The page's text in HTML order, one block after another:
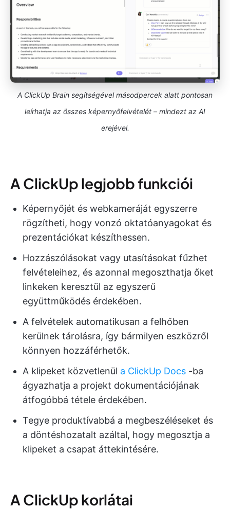
A ClickUp Brain segítségével másodpercek alatt pontosan
leírhatja az összes képernyőfelvételét – mindezt az AI
erejével.
A ClickUp legjobb funkciói
Képernyőjét és webkameráját egyszerre
rögzítheti, hogy vonzó oktatóanyagokat és
prezentációkat készíthessen.
Hozzászólásokat vagy utasításokat fűzhet
felvételeihez, és azonnal megoszthatja őket
linkeken keresztül az egyszerű
együttműködés érdekében.
A felvételek automatikusan a felhőben
kerülnek tárolásra, így bármilyen eszközről
könnyen hozzáférhetők.
A klipeket közvetlenül a ClickUp Docs -ba
ágyazhatja a projekt dokumentációjának
átfogóbbá tétele érdekében.
Tegye produktívabbá a megbeszéléseket és
a döntéshozatalt azáltal, hogy megosztja a
klipeket a csapat áttekintésére.
A ClickUp korlátai